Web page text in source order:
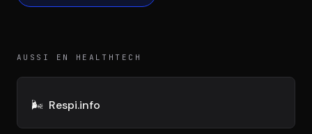
DIVA
AUSSI EN HEALTHTECH
🌬️ Respi.info